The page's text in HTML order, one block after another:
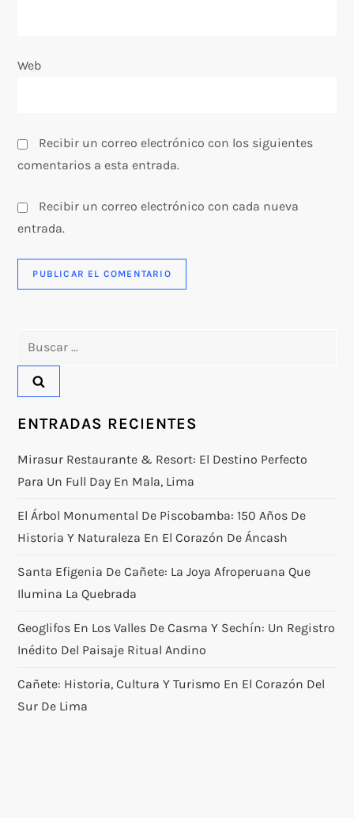
a
a
s
Web
Recibir un correo electrónico con los siguientes
comentarios a esta entrada.
Recibir un correo electrónico con cada nueva
entrada.
ENTRADAS RECIENTES
Mirasur Restaurante & Resort: El Destino Perfecto
Para Un Full Day En Mala, Lima
El Árbol Monumental De Piscobamba: 150 Años De
Historia Y Naturaleza En El Corazón De Áncash
Santa Efigenia De Cañete: La Joya Afroperuana Que
Ilumina La Quebrada
Geoglifos En Los Valles De Casma Y Sechín: Un Registro
Inédito Del Paisaje Ritual Andino
Cañete: Historia, Cultura Y Turismo En El Corazón Del
Sur De Lima